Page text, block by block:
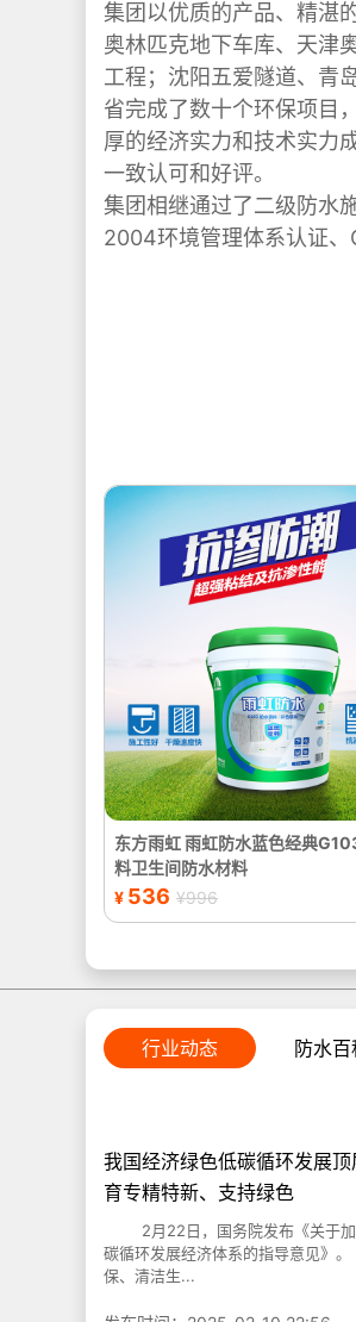
集团以优质的产品、精湛
奥林匹克地下车库、天津
工程；沈阳五爱隧道、青
省完成了数十个环保项目
厚的经济实力和技术实力
一致认可和好评。
集团相继通过了二级防水
2004环境管理体系认证、
东方雨虹 雨虹防水蓝色经典
料卫生间防水材料
¥ 536 ¥996
行业动态 防水百
我国经济绿色低碳循环发展
育专精特新、支持绿色
2月22日，国务院发布《关于加
碳循环发展经济体系的指导意见》
保、清洁生...